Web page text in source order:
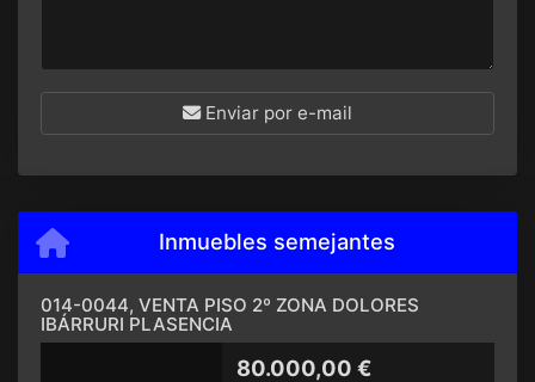
Enviar por e-mail
Inmuebles semejantes
014-0044, VENTA PISO 2º ZONA DOLORES
IBÁRRURI PLASENCIA
80.000,00 €